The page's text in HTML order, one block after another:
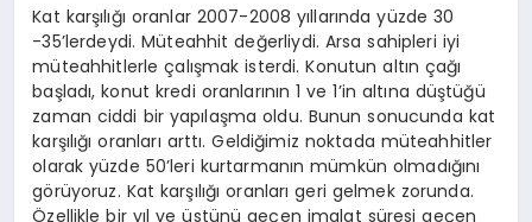
Kat karşılığı oranlar 2007-2008 yıllarında yüzde 30
-35’lerdeydi. Müteahhit değerliydi. Arsa sahipleri iyi
müteahhitlerle çalışmak isterdi. Konutun altın çağı
başladı, konut kredi oranlarının 1 ve 1’in altına düştüğü
zaman ciddi bir yapılaşma oldu. Bunun sonucunda kat
karşılığı oranları arttı. Geldiğimiz noktada müteahhitler
olarak yüzde 50’leri kurtarmanın mümkün olmadığını
görüyoruz. Kat karşılığı oranları geri gelmek zorunda.
Özellikle bir yıl ve üstünü geçen imalat süresi geçen